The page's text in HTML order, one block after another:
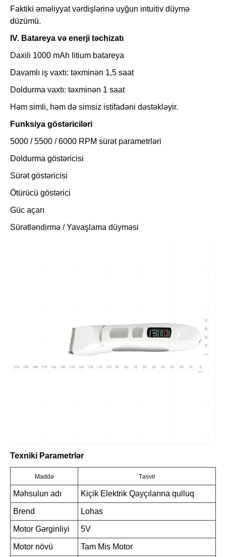
Faktiki əməliyyat vərdişlərinə uyğun intuitiv düymə
düzümü.
IV. Batareya və enerji təchizatı
Daxili 1000 mAh litium batareya
Davamlı iş vaxtı: təxminən 1,5 saat
Doldurma vaxtı: təxminən 1 saat
Həm simli, həm də simsiz istifadəni dəstəkləyir.
Funksiya göstəriciləri
5000 / 5500 / 6000 RPM sürət parametrləri
Doldurma göstəricisi
Sürət göstəricisi
Ötürücü göstərici
Güc açarı
Sürətləndirmə / Yavaşlama düyməsi
Texniki Parametrlər
Maddə Təsvir
Məhsulun adı Kiçik Elektrik Qayçılarına qulluq
Brend Lohas
Motor Gərginliyi 5V
Motor növü Tam Mis Motor